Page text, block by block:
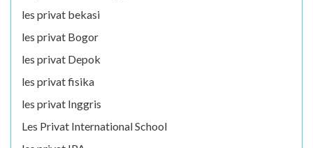
les privat bekasi
les privat Bogor
les privat Depok
les privat fisika
les privat Inggris
Les Privat International School